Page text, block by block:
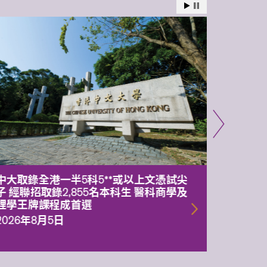
大取錄全港一半5科5**或以上文憑試尖
經聯招取錄2,855名本科生 醫科商學及
學王牌課程成首選
年8月5日